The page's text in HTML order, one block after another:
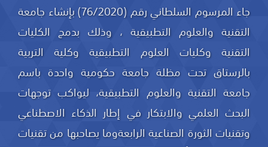
جاء المرسوم السلطاني رقم (76/2020) بإنشاء جامعة
التقنية والعلوم التطبيقية ، وذلك بدمج الكليات
التقنية وكليات العلوم التطبيقية وكلية التربية
بالرستاق تحت مظلة جامعة حكومية واحدة باسم
جامعة التقنية والعلوم التطبيقية، ليواكب توجهات
البحث العلمي والابتكار في إطار الذكاء الاصطناعي
وتقنيات الثورة الصناعية الرابعةوما يصاحبها من تقنيات